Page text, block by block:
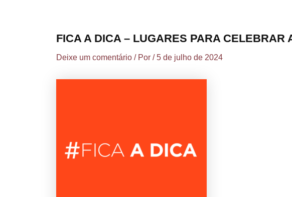
FICA A DICA – LUGARES PARA CELEBRAR
Deixe um comentário / Por /5 de julho de 2024